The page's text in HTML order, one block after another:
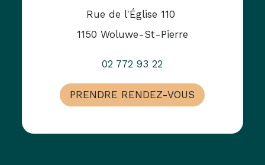
Rue de l'Église 110
1150 Woluwe-St-Pierre
02 772 93 22
PRENDRE RENDEZ-VOUS